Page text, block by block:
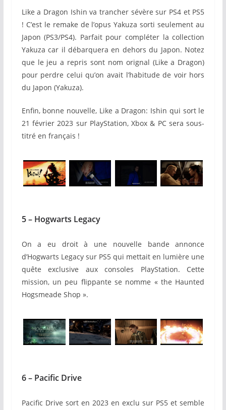
Like a Dragon Ishin va trancher sévère sur PS4 et PS5
! C’est le remake de l’opus Yakuza sorti seulement au
Japon (PS3/PS4). Parfait pour compléter la collection
Yakuza car il débarquera en dehors du Japon. Notez
que le jeu a repris sont nom orignal (Like a Dragon)
pour perdre celui qu’on avait l’habitude de voir hors
du Japon (Yakuza).
Enfin, bonne nouvelle, Like a Dragon: Ishin qui sort le
21 février 2023 sur PlayStation, Xbox & PC sera sous-
titré en français !
5 – Hogwarts Legacy
On a eu droit à une nouvelle bande annonce
d’Hogwarts Legacysur PS5qui mettait en lumière une
quête exclusive aux consoles PlayStation. Cette
mission, un peu flippante se nomme « the Haunted
Hogsmeade Shop ».
6 – Pacific Drive
Pacific Drive sort en 2023 en exclu sur PS5 et semble